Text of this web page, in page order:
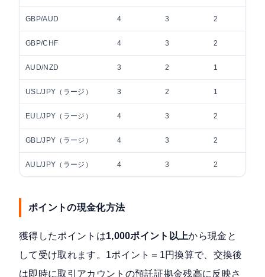
GBP/AUD 4 3 2
GBP/CHF 4 3 2
AUD/NZD 3 2 1
USL/JPY（ラージ） 3 2 1
EUL/JPY（ラージ） 4 3 2
GBL/JPY（ラージ） 4 3 2
AUL/JPY（ラージ） 4 3 2
ポイントの現金化方法
獲得したポイントは1,000ポイント以上から現金と
して受け取れます。1ポイント＝1円換算で、交換後
は即時に取引アカウントの預託証拠金残高に反映さ